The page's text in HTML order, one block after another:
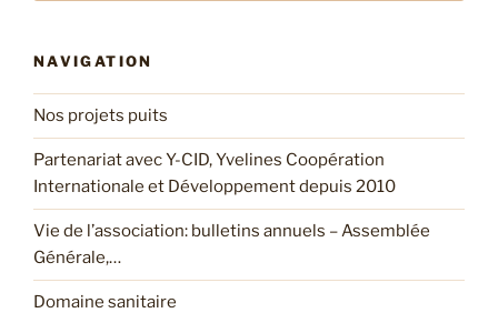
NAVIGATION
Nos projets puits
Partenariat avec Y-CID, Yvelines Coopération
Internationale et Développement depuis 2010
Vie de l’association: bulletins annuels – Assemblée
Générale,…
Domaine sanitaire